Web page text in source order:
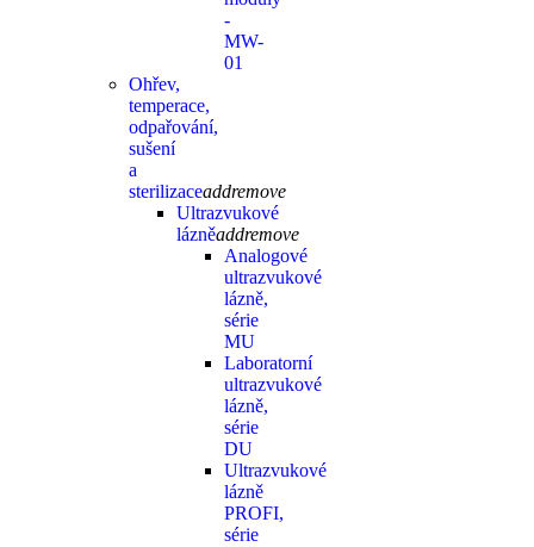
-
MW-
01
Ohřev,
temperace,
odpařování,
sušení
a
sterilizaceaddremove
Ultrazvukové
lázněaddremove
Analogové
ultrazvukové
lázně,
série
MU
Laboratorní
ultrazvukové
lázně,
série
DU
Ultrazvukové
lázně
PROFI,
série